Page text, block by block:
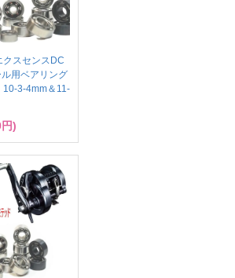
クスセンスDC
用ベアリング
10-3-4mm＆11-
)